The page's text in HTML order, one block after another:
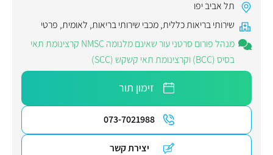
תל אביב יפו
שירותי בריאות כללית,מכבי שירותי בריאות, לאומית, פרטי
מנהל פורום סרטני עור שאינם מלנומה NMSC קרצינומת תאי
בסיס (BCC) וקרצינומת תאי קשקש (SCC)
זימון תור
073-7021988
יצירת קשר